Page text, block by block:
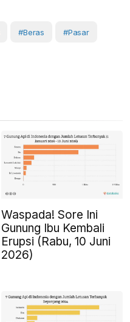
#Beras #Pasar
Waspada! Sore Ini
Gunung Ibu Kembali
Erupsi (Rabu, 10 Juni
2026)